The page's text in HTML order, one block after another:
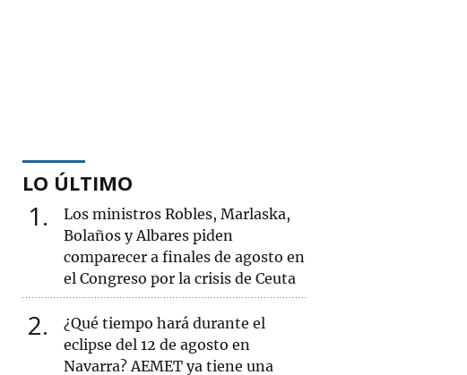
LO ÚLTIMO
1
Los ministros Robles, Marlaska,
Bolaños y Albares piden
comparecer a finales de agosto en
el Congreso por la crisis de Ceuta
2
¿Qué tiempo hará durante el
eclipse del 12 de agosto en
Navarra? AEMET ya tiene una